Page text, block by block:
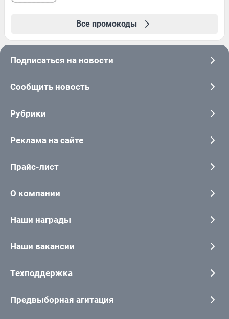
Все промокоды
Подписаться на новости
Сообщить новость
Рубрики
Реклама на сайте
Прайс-лист
О компании
Наши награды
Наши вакансии
Техподдержка
Предвыборная агитация